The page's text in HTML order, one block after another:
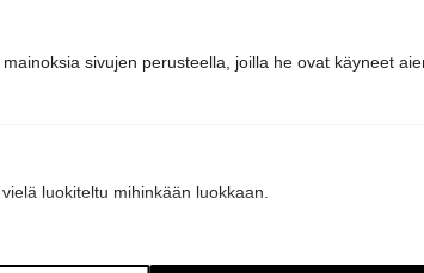
sivujen perusteella, joilla he ovat käyneet
luokiteltu mihinkään luokkaan.